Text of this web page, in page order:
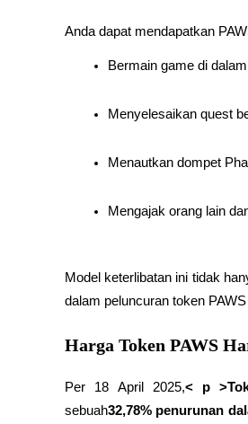
Kontrak berjangka menggunakan
Anda dapat mendapatkan
Bermain game di
Menyelesaikan quest
Menautkan dompet
Mengajak orang lain
Model keterlibatan ini tidak
dalam peluncuran token
Harga Token PAWS
Per 18 April 2025,< p
sebuah32,78% penurunan